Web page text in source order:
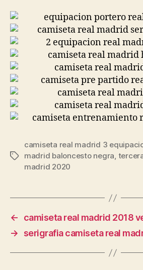
Etiquetas
camiseta real madrid 3
madrid baloncesto negra,
madrid 2020
←
camiseta real madrid 2018
→
serigrafia camiseta real